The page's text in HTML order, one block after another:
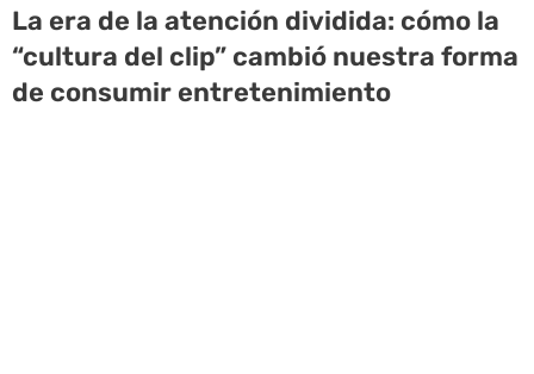
La era de la atención dividida: cómo la
“cultura del clip” cambió nuestra forma
de consumir entretenimiento